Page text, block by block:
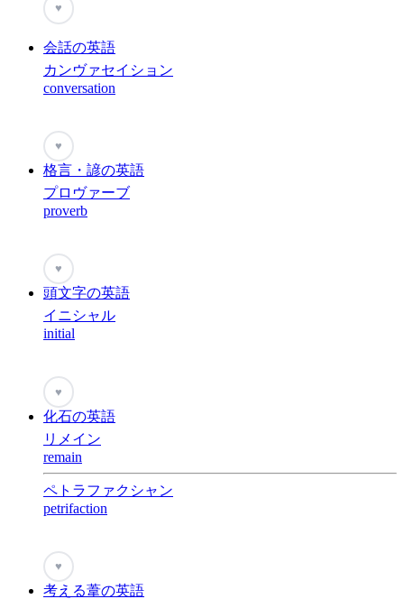
♥
会話の英語
カンヴァセイション
conversation
♥
格言・諺の英語
プロヴァーブ
proverb
♥
頭文字の英語
イニシャル
initial
♥
化石の英語
リメイン
remain
ペトラファクシャン
petrifaction
♥
考える葦の英語